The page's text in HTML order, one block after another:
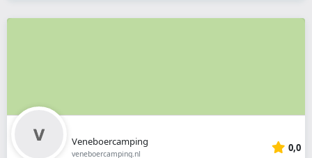
Veneboercamping
veneboercamping.nl 0,0